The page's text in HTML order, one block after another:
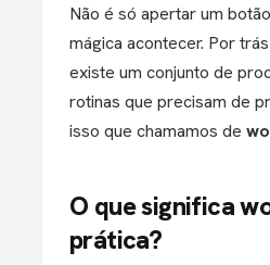
Não é só apertar um
mágica acontecer. Por
existe um conjunto de
rotinas que precisam de
isso que chamamos de
O que significa
prática?